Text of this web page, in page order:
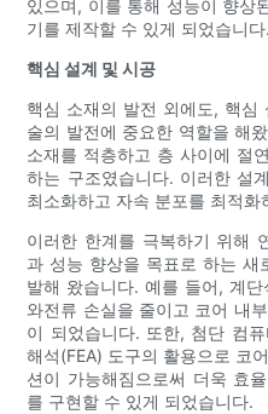
있으며, 이를 통해 성능이 향상
기를 제작할 수 있게 되었습니다.
핵심 설계 및 시공
핵심 소재의 발전 외에도, 핵심
술의 발전에 중요한 역할을 해
소재를 적층하고 층 사이에 절
하는 구조였습니다. 이러한 설
최소화하고 자속 분포를 최적
이러한 한계를 극복하기 위해
과 성능 향상을 목표로 하는 새
발해 왔습니다. 예를 들어, 계
와전류 손실을 줄이고 코어 내
이 되었습니다. 또한, 첨단 컴
해석(FEA) 도구의 활용으로 코
션이 가능해짐으로써 더욱 효
를 구현할 수 있게 되었습니다.